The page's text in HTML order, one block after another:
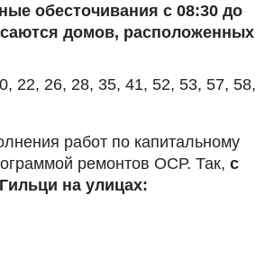
обесточивания с 08:30 до
домов, расположенных
22, 26, 28, 35, 41, 52, 53, 57, 58,
работ по капитальному
ремонтов ОСР. Так, с
на улицах: